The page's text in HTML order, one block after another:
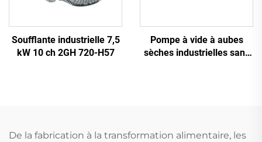
Soufflante industrielle 7,5
kW 10 ch 2GH 720-H57
Pompe à vide à aubes
sèches industrielles sans
De la fabrication à la transformation alimentaire, les